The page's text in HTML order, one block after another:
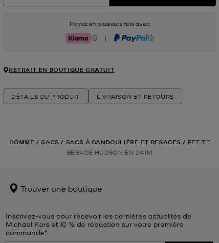
Payez en plusieurs fois avec
Klarna | PayPal
RETRAIT EN BOUTIQUE GRATUIT
DÉTAILS DU PRODUIT LIVRAISON ET RETOURS
HOMME / SACS / SACS À BANDOULIÈRE ET BESACES / PETITE
BESACE HUDSON EN DAIM
Trouver une boutique
Inscrivez-vous pour recevoir les dernières actualités de
Michael Kors et 10 % de réduction sur votre première
commande*.